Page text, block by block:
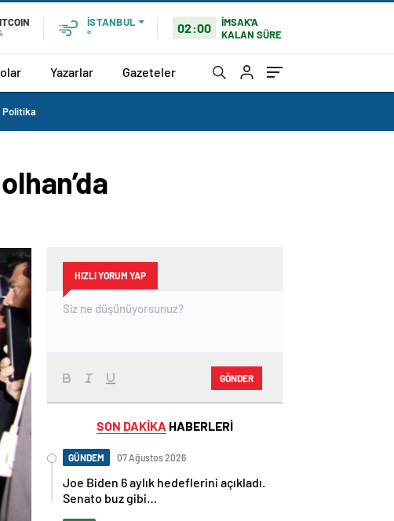
İSTANBUL
°
02:00
İMSAK'A
KALAN SÜRE
Yazarlar Gazeteler
Politika
HIZLI YORUM YAP
GÖNDER
SON DAKİKA HABERLERİ
GÜNDEM 07 Ağustos 2026
Joe Biden 6 aylık hedeflerini açıkladı.
Senato buz gibi…